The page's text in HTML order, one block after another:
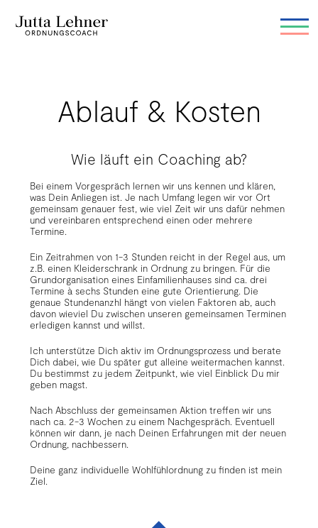
Ablauf & Kosten
Wie läuft ein Coaching ab?
Bei einem Vorgespräch lernen wir uns kennen und klären,
was Dein Anliegen ist. Je nach Umfang legen wir vor Ort
gemeinsam genauer fest, wie viel Zeit wir uns dafür nehmen
und vereinbaren entsprechend einen oder mehrere
Termine.
Ein Zeitrahmen von 1-3 Stunden reicht in der Regel aus, um
z.B. einen Kleiderschrank in Ordnung zu bringen. Für die
Grundorganisation eines Einfamilienhauses sind ca. drei
Termine à sechs Stunden eine gute Orientierung. Die
genaue Stundenanzhl hängt von vielen Faktoren ab, auch
davon wieviel Du zwischen unseren gemeinsamen Terminen
erledigen kannst und willst.
Ich unterstütze Dich aktiv im Ordnungsprozess und berate
Dich dabei, wie Du später gut alleine weitermachen kannst.
Du bestimmst zu jedem Zeitpunkt, wie viel Einblick Du mir
geben magst.
Nach Abschluss der gemeinsamen Aktion treffen wir uns
nach ca. 2-3 Wochen zu einem Nachgespräch. Eventuell
können wir dann, je nach Deinen Erfahrungen mit der neuen
Ordnung, nachbessern.
Deine ganz individuelle Wohlfühlordnung zu finden ist mein
Ziel.